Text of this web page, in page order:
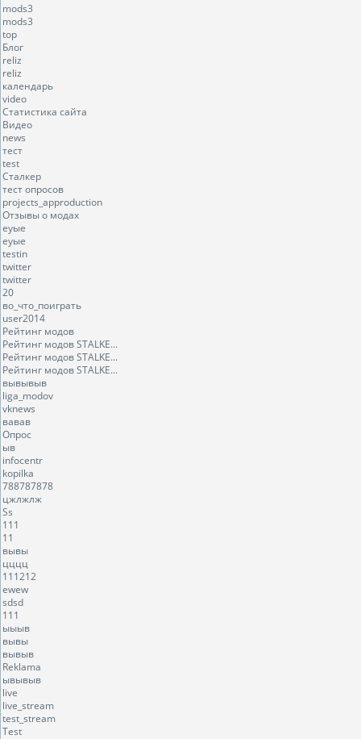
mods3
mods3
top
Блог
reliz
reliz
календарь
video
Статистика сайта
Видео
news
тест
test
Сталкер
тест опросов
projects_approduction
Отзывы о модах
еуые
еуые
testin
twitter
twitter
20
во_что_поиграть
user2014
Рейтинг модов
Рейтинг модов STALKE...
Рейтинг модов STALKE...
Рейтинг модов STALKE...
вывывыв
liga_modov
vknews
вавав
Опрос
ыв
infocentr
kopilka
788787878
цжлжлж
Ss
111
11
вывы
цццц
111212
ewew
sdsd
111
ыыыв
вывы
вывыв
Reklama
ывывыв
live
live_stream
test_stream
Test